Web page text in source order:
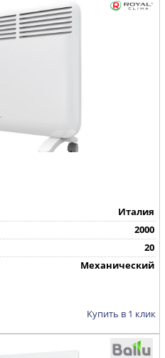
Италия
2000
20
Механический
Купить в 1 клик